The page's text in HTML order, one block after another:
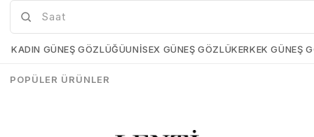
Casio-LA680WGA-1BDF
₺3.737,30
₺5.339,00
BP3082C-110
KADIN GÜNEŞ GÖZLÜĞÜUNISEX GÜNEŞ GÖZLÜKERKEK GÜNEŞ
POPÜLER ÜRÜNLER